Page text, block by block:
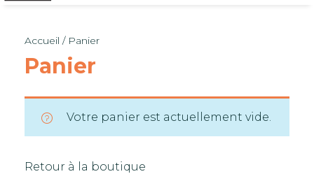
Accueil / Panier
Panier
Votre panier est actuellement vide.
Retour à la boutique